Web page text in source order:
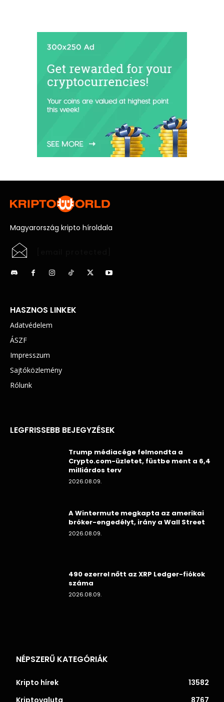
Magyarország kripto híroldala
HASZNOS LINKEK
Adatvédelem
ÁSZF
Impresszum
Sajtóközlemény
Rólunk
LEGFRISSEBB BEJEGYZÉSEK
Trump médiacége felmondta a
Crypto.com-üzletet, füstbe ment a 6,4
milliárdos terv
2026.08.09.
A Wintermute megkapta az amerikai
bróker-engedélyt, irány a Wall Street
2026.08.09.
490 ezerrel nőtt az XRP Ledger-fiókok
száma
2026.08.09.
NÉPSZERŰ KATEGÓRIÁK
Kripto hírek
13582